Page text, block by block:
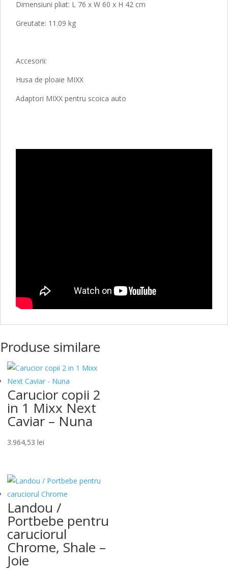
Dimensiuni pliat: L 76 x W 60 x H 42 cm
Greutate: 11.09 kg
Accesorii:
Husa de ploaie MIXX
Adaptori MIXX pentru scoica auto
Produse similare
Carucior copii 2
in 1 Mixx Next
Caviar – Nuna
3.964,53 lei
Landou /
Portbebe pentru
caruciorul
Chrome, Shale –
Joie